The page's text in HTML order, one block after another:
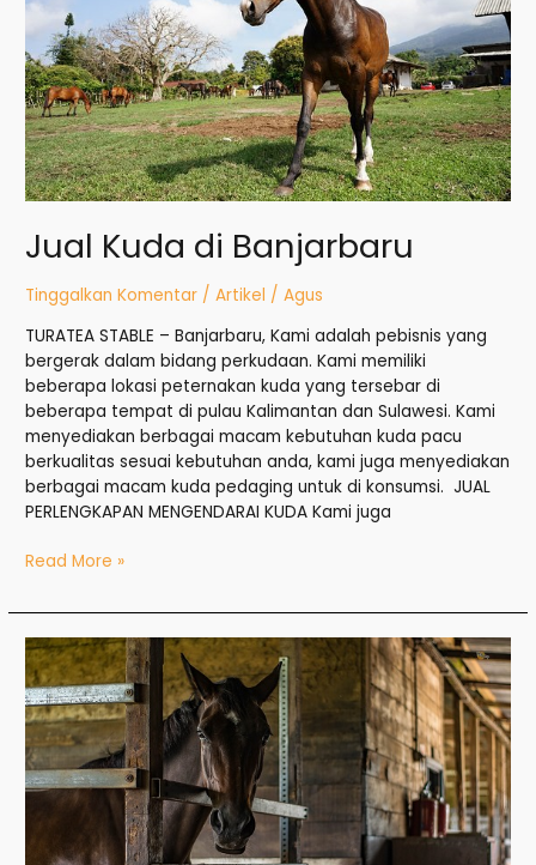
Jual Kuda di Banjarbaru
Tinggalkan Komentar /Artikel /Agus
TURATEA STABLE – Banjarbaru, Kami adalah pebisnis yang
bergerak dalam bidang perkudaan. Kami memiliki
beberapa lokasi peternakan kuda yang tersebar di
beberapa tempat di pulau Kalimantan dan Sulawesi. Kami
menyediakan berbagai macam kebutuhan kuda pacu
berkualitas sesuai kebutuhan anda, kami juga menyediakan
berbagai macam kuda pedaging untuk di konsumsi. JUAL
PERLENGKAPAN MENGENDARAI KUDA Kami juga
Read More »
Penitipan
Kuda